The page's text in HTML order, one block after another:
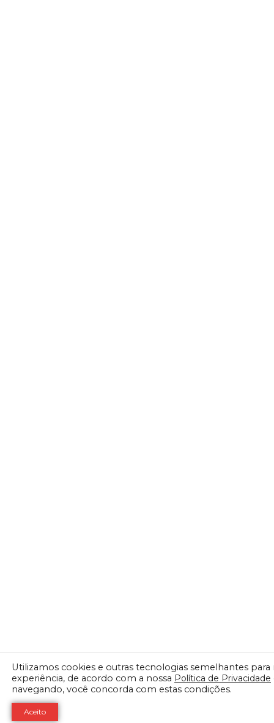
Utilizamos cookies e outras tecnologias semelhantes para
experiência, de acordo com a nossa Política de Privacidade
navegando, você concorda com estas condições.
Aceito